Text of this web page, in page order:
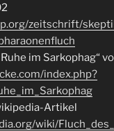
zeitschrift/
im Sarkophag“
index.php?
Artikel
wiki/